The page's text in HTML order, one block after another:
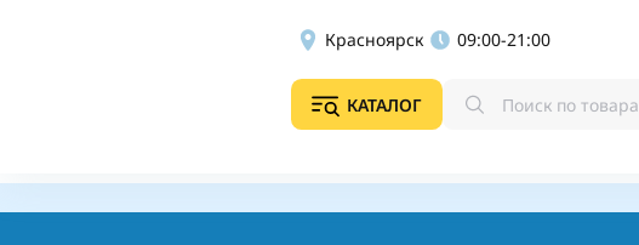
Красноярск 09:00-21:00
КАТАЛОГ